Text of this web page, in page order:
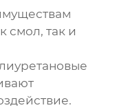
смол, так и